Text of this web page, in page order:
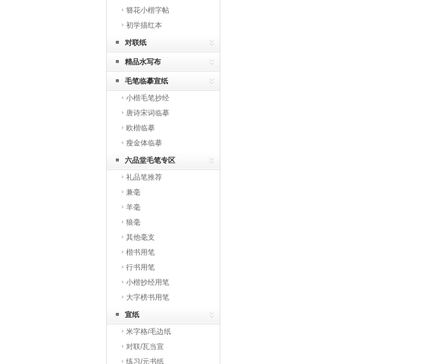
簪花小楷字帖
初学描红本
对联纸
精品水写布
毛笔临摹宣纸
小楷毛笔抄经
唐诗宋词临摹
欧楷临摹
瘦金体临摹
六品堂毛笔专区
礼品笔推荐
兼毫
羊毫
狼毫
其他毫支
楷书用笔
行书用笔
小楷抄经用笔
大字榜书用笔
宣纸
米字格/毛边纸
对联/瓦当宣
练习/元书纸